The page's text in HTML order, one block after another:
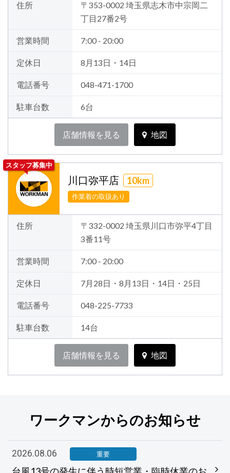
住所
〒353-0002 埼玉県志木市中宗岡二
丁目27番2号
営業時間 7:00 - 20:00
定休日 8月13日・14日
電話番号 048-471-1700
駐車台数 6台
店舗情報を見る 地図
スタッフ募集中
川口弥平店 10km
作業着の取扱あり
住所
〒332-0002 埼玉県川口市弥平4丁目
3番11号
営業時間 7:00 - 20:00
定休日 7月28日・8月13日・14日・25日
電話番号 048-225-7733
駐車台数 14台
店舗情報を見る 地図
ワークマンからのお知らせ
2026.08.06 重要